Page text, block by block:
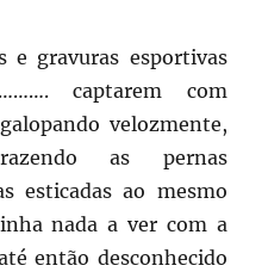
e gravuras esportivas
captarem com
velozmente,
as pernas
esticadas ao mesmo
nada a ver com a
então desconhecido